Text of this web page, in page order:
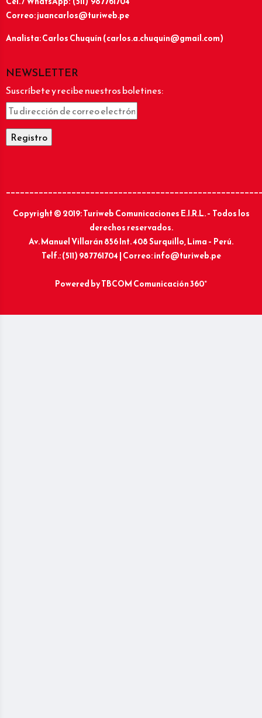
Correo: juancarlos@turiweb.pe
Analista: Carlos Chuquín (carlos.a.chuquin@gmail.com)
NEWSLETTER
Suscríbete y recibe nuestros boletines:
Copyright © 2019: Turiweb Comunicaciones E.I.R.L. – Todos los
derechos reservados.
Av. Manuel Villarán 856 Int. 408 Surquillo, Lima – Perú.
Telf.: (511) 987761704 | Correo: info@turiweb.pe
Powered byTBCOM Comunicación 360°